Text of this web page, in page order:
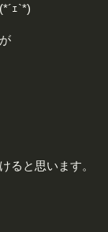
ｪ`*)
ると思います。